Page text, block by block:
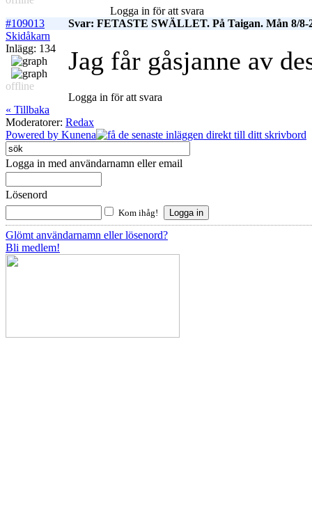
Logga in för att svara
#109013
Svar: FETASTE SWÄLLET. På Taigan. Mån 8/8-
Skidåkarn
Inlägg: 134
offline
Jag får gåsjanne av
Logga in för att svara
« Tillbaka
Moderatorer: Redax
Powered by Kunena
Logga in med användarnamn eller email
Lösenord
Kom ihåg!
Glömt användarnamn eller lösenord?
Bli medlem!